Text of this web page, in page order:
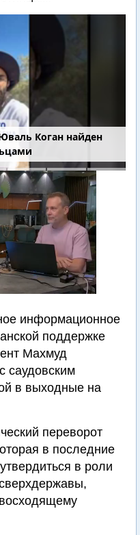
Коган найден
информационное
поддержке
Махмуд
саудовским
в выходные на
переворот
в последние
в роли